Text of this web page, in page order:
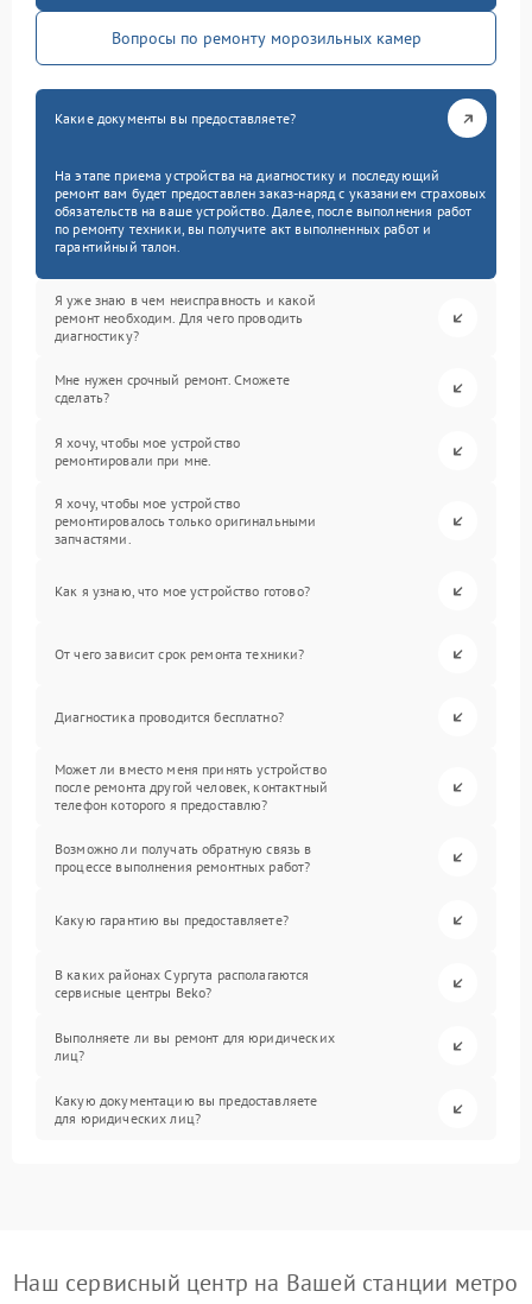
Вопросы по ремонту морозильных камер
Какие документы вы предоставляете?
На этапе приема устройства на диагностику и последующий
ремонт вам будет предоставлен заказ-наряд с указанием страховых
обязательств на ваше устройство. Далее, после выполнения работ
по ремонту техники, вы получите акт выполненных работ и
гарантийный талон.
Я уже знаю в чем неисправность и какой
ремонт необходим. Для чего проводить
диагностику?
Мне нужен срочный ремонт. Сможете
сделать?
Я хочу, чтобы мое устройство
ремонтировали при мне.
Я хочу, чтобы мое устройство
ремонтировалось только оригинальными
запчастями.
Как я узнаю, что мое устройство готово?
От чего зависит срок ремонта техники?
Диагностика проводится бесплатно?
Может ли вместо меня принять устройство
после ремонта другой человек, контактный
телефон которого я предоставлю?
Возможно ли получать обратную связь в
процессе выполнения ремонтных работ?
Какую гарантию вы предоставляете?
В каких районах Сургута располагаются
сервисные центры Beko?
Выполняете ли вы ремонт для юридических
лиц?
Какую документацию вы предоставляете
для юридических лиц?
Наш сервисный центр на Вашей станции метро